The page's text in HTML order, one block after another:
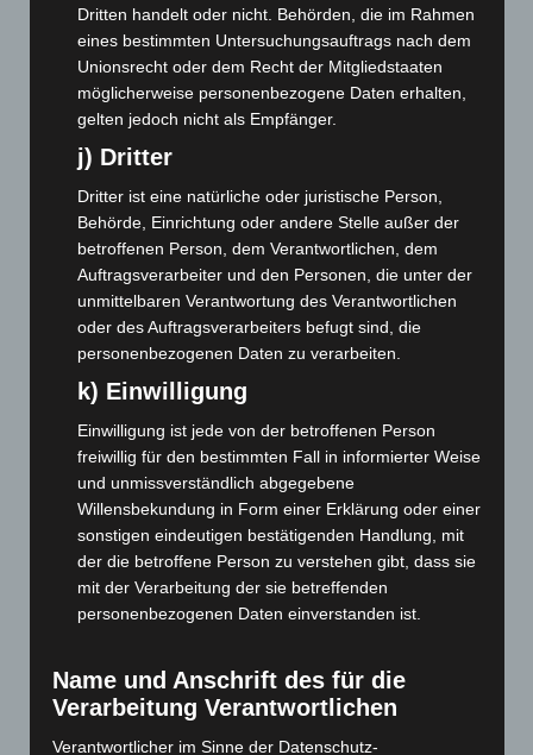
August 2023(134)
Juli 2023(118)
Juni 2023(142)
Mai 2023(139)
April 2023(155)
März 2023(174)
Februar 2023(154)
Januar 2023(140)
Dezember 2022(130)
November 2022(167)
September 2022
(205)
August 2022 (166)
Juli 2022 (133)
Juni 2022(167)
Mai 2022
(177)
April 2022(198)
März 2022(221)
Januar 2022(190)
Dritten handelt oder nicht. Behörden, die im Rahmen
eines bestimmten Untersuchungsauftrags nach dem
Unionsrecht oder dem Recht der Mitgliedstaaten
möglicherweise personenbezogene Daten erhalten,
gelten jedoch nicht als Empfänger.
j) Dritter
Dritter ist eine natürliche oder juristische Person,
Behörde, Einrichtung oder andere Stelle außer der
betroffenen Person, dem Verantwortlichen, dem
Auftragsverarbeiter und den Personen, die unter der
unmittelbaren Verantwortung des Verantwortlichen
oder des Auftragsverarbeiters befugt sind, die
personenbezogenen Daten zu verarbeiten.
k) Einwilligung
Einwilligung ist jede von der betroffenen Person
freiwillig für den bestimmten Fall in informierter Weise
und unmissverständlich abgegebene
Willensbekundung in Form einer Erklärung oder einer
sonstigen eindeutigen bestätigenden Handlung, mit
der die betroffene Person zu verstehen gibt, dass sie
mit der Verarbeitung der sie betreffenden
personenbezogenen Daten einverstanden ist.
Name und Anschrift des für die
Verarbeitung Verantwortlichen
Verantwortlicher im Sinne der Datenschutz-